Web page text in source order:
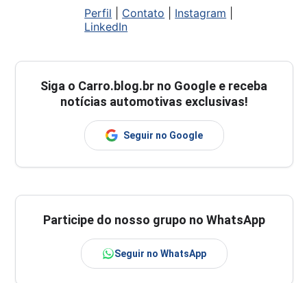
Perfil Contato Instagram
LinkedIn
Siga o Carro.blog.br no Google e receba
notícias automotivas exclusivas!
Seguir no Google
Participe do nosso grupo no WhatsApp
Seguir no WhatsApp